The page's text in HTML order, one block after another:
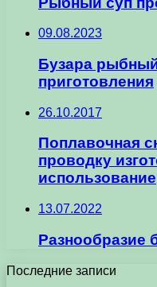
09.08.2023
Бузара
приготовления
26.10.2017
Поплавочная
проводку
использование
13.07.2022
Последние записи